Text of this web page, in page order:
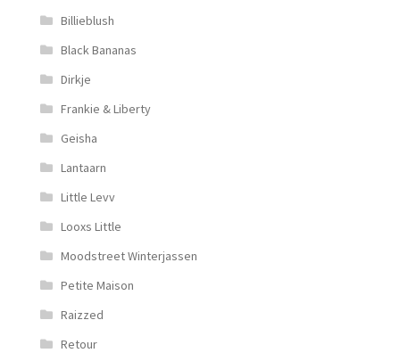
Billieblush
Black Bananas
Dirkje
Frankie & Liberty
Geisha
Lantaarn
Little Levv
Looxs Little
Moodstreet Winterjassen
Petite Maison
Raizzed
Retour